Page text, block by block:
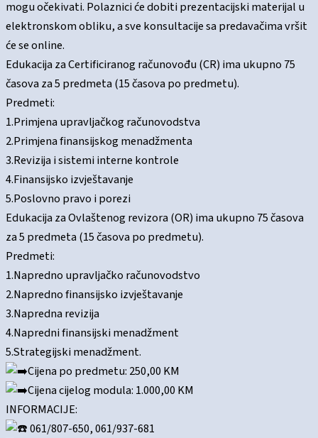
mogu očekivati. Polaznici će dobiti prezentacijski materijal u
elektronskom obliku, a sve konsultacije sa predavačima vršit
će se online.
Edukacija za Certificiranog računovođu (CR) ima ukupno 75
časova za 5 predmeta (15 časova po predmetu).
Predmeti:
1.Primjena upravljačkog računovodstva
2.Primjena finansijskog menadžmenta
3.Revizija i sistemi interne kontrole
4.Finansijsko izvještavanje
5.Poslovno pravo i porezi
Edukacija za Ovlaštenog revizora (OR) ima ukupno 75 časova
za 5 predmeta (15 časova po predmetu).
Predmeti:
1.Napredno upravljačko računovodstvo
2.Napredno finansijsko izvještavanje
3.Napredna revizija
4.Napredni finansijski menadžment
5.Strategijski menadžment.
Cijena po predmetu: 250,00 KM
Cijena cijelog modula: 1.000,00 KM
INFORMACIJE:
061/807-650, 061/937-681